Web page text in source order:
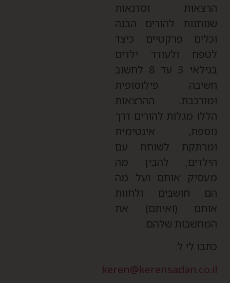
וסדנאות
להורים הבנה
פרקטיים כיצד
ולעודד ילדים
בגילאי 3 עד 8 לחשוב
פילוסופית
ההרצאות
מגלות להורים דרך
אינטימית
לשוחח עם
להבין מה
אותם ועל מה
חושבים ולחוות
(ואיתם) את
שלהם.
לי ל: